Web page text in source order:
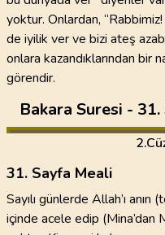
yoktur. Onlardan,
de iyilik ver ve bizi ateş
onlara kazandıklarından bir
görendir.
Bakara Suresi -
2
31. Sayfa Meali
Sayılı günlerde Allah’ı
içinde acele edip (Mina’dan